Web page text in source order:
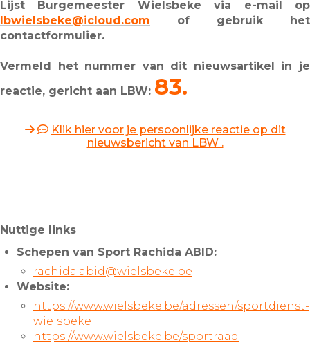
Lijst Burgemeester Wielsbeke via e-mail op
lbwielsbeke@icloud.com
of gebruik het
contactformulier.
Vermeld het nummer van dit nieuwsartikel in je
reactie, gericht aan LBW: 83.
Klik hier voor je persoonlijke reactie op dit
nieuwsbericht van LBW .
Nuttige links
Schepen van Sport Rachida ABID:
rachida.abid@wielsbeke.be
Website:
https://www.wielsbeke.be/adressen/sportdienst-
wielsbeke
https://www.wielsbeke.be/sportraad